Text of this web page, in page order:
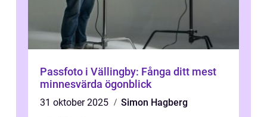
Passfoto i Vällingby: Fånga ditt mest
minnesvärda ögonblick
31 oktober 2025
Simon Hagberg